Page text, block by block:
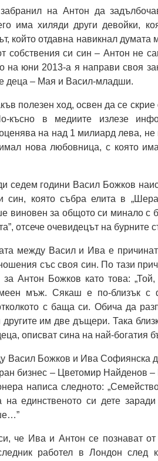
на Антон да
има хиляди други девойки,
който отдавна навикнал думата
собствения си син – Антон не
юни 2013-а я направи своя
деца – Мая и Васил-младши.
полезен ход, освен да се скрие
късно в медиите излезе
на над 1 милиард лева, не
нова любовница, с която
седем години Васил Божков
син, която събра елита в
виновен за общото си минало с
отсече очевидецът на бурните
между Васил и Ива е
със своя син. По тази
Антон Божков като това:
мъж. Сякаш е по-близък с
с баща си. Обича да
им две дъщери. Така
описват сина на най-богатия
Васил Божков и Ива Софиянска
бизнес – Цветомир Найденов
написа следното:
на единственото си дете
че Ива и Антон се познават от
работел в Лондон след